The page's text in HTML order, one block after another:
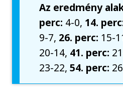
Az eredmény
perc: 4-0, 14. perc
9-7, 26. perc: 15-
20-14, 41. perc:
23-22,54. perc: